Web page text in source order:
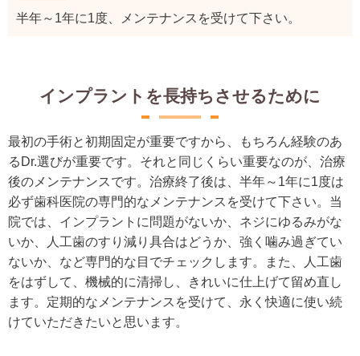
半年～1年に1度、メンテナンスを受けて下さい。
インプラントを長持ちさせるために
最初の手術と初期固定が重要ですから、もちろん経験のあ
るDr.選びが重要です。それと同じくらい重要なのが、治療
後のメンテナンスです。治療終了後は、半年～1年に1度は
必ず歯科医院の専門的なメンテナンスを受けて下さい。当
院では、インプラントに問題がないか、ネジにゆるみがな
いか、人工歯のすり減り具合はどうか、強く噛み過ぎてい
ないか、など専門的な目でチェックします。また、人工歯
をはずして、機械的に清掃し、きれいに仕上げて留め直し
ます。定期的なメンテナンスを受けて、永く快適に使い続
けていただきたいと思います。